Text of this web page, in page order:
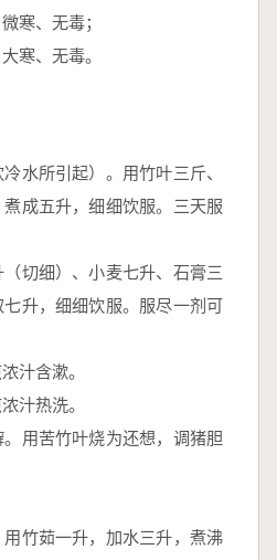
寒、无毒；
寒、无毒。
水所引起）。用竹叶三斤、
成五升，细细饮服。三天服
切细）、小麦七升、石膏三
升，细细饮服。服尽一剂可
汁含漱。
汁热洗。
用苦竹叶烧为还想，调猪胆
竹茹一升，加水三升，煮沸